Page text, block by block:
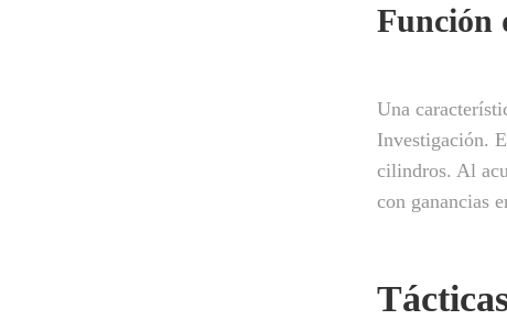
Función
Una
Investigación.
cilindros. Al
con ganancias